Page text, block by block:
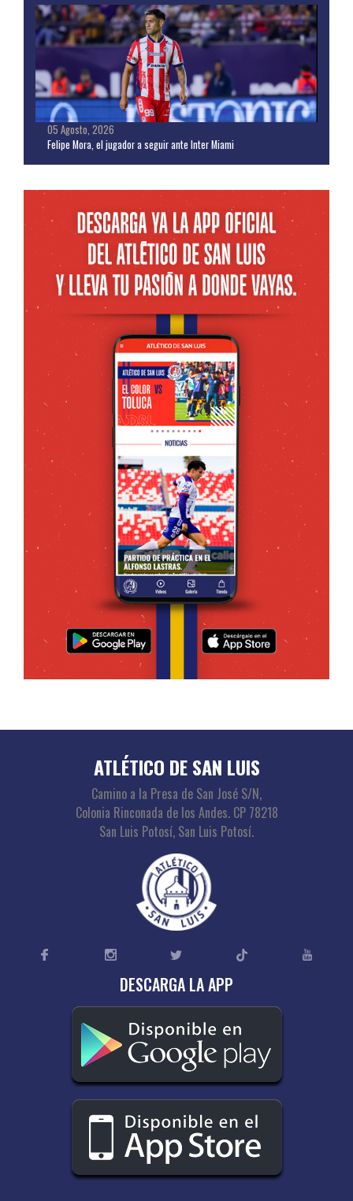
05 Agosto, 2026
Felipe Mora, el jugador a seguir ante Inter Miami
ATLÉTICO DE SAN LUIS
Camino a la Presa de San José S/N,
Colonia Rinconada de los Andes. CP 78218
San Luis Potosí, San Luis Potosí.
DESCARGA LA APP